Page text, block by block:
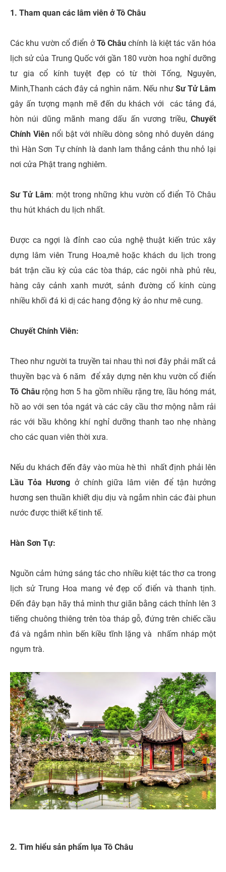
1. Tham quan các lâm viên ở Tô Châu
Các khu vườn cổ điển ởTô Châu chính là kiệt tác văn hóa
lịch sử của Trung Quốc với gần 180 vườn hoa nghỉ dưỡng
tư gia cổ kính tuyệt đẹp có từ thời Tống, Nguyên,
Minh,Thanh cách đây cả nghìn năm. Nếu như Sư Tử Lâm
gây ấn tượng mạnh mẽ đến du khách với các tảng đá,
hòn núi dũng mãnh mang dấu ấn vương triều, Chuyết
Chính Viênnổi bật với nhiều dòng sông nhỏ duyên dáng
thì Hàn Sơn Tự chính là danh lam thắng cảnh thu nhỏ lại
nơi cửa Phật trang nghiêm.
Sư Tử Lâm: một trong những khu vườn cổ điển Tô Châu
thu hút khách du lịch nhất.
Được ca ngợi là đỉnh cao của nghệ thuật kiến trúc xây
dựng lâm viên Trung Hoa,mê hoặc khách du lịch trong
bát trận cầu kỳ của các tòa tháp, các ngôi nhà phủ rêu,
hàng cây cảnh xanh mướt, sảnh đường cổ kính cùng
nhiều khối đá kì dị các hang động kỳ ảo như mê cung.
Chuyết Chính Viên:
Theo như người ta truyền tai nhau thì nơi đây phải mất cả
thuyền bạc và 6 năm để xây dựng nên khu vườn cổ điển
Tô Châurộng hơn 5 ha gồm nhiều rặng tre, lầu hóng mát,
hồ ao với sen tỏa ngát và các cây cầu thơ mộng nằm rải
rác với bầu không khí nghỉ dưỡng thanh tao nhẹ nhàng
cho các quan viên thời xưa.
Nếu du khách đến đây vào mùa hè thì nhất định phải lên
Lầu Tỏa Hương ở chính giữa lâm viên để tận hưởng
hương sen thuần khiết dịu dịu và ngắm nhìn các đài phun
nước được thiết kế tinh tế.
Hàn Sơn Tự:
Nguồn cảm hứng sáng tác cho nhiều kiệt tác thơ ca trong
lịch sử Trung Hoa mang vẻ đẹp cổ điển và thanh tịnh.
Đến đây bạn hãy thả mình thư giãn bằng cách thỉnh lên 3
tiếng chuông thiêng trên tòa tháp gỗ, đứng trên chiếc cầu
đá và ngắm nhìn bến kiều tĩnh lặng và nhấm nháp một
ngụm trà.
2. Tìm hiểu sản phẩm lụa Tô Châu